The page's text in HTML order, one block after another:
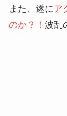
また、遂にア
のか？！ 波乱